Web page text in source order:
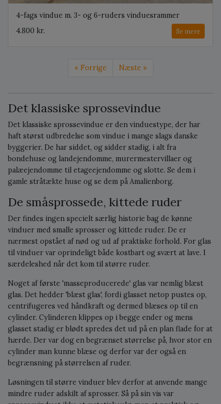
4-fags vindue m. 3- og 6-ruders vinduesrammer
4.800 kr.
Se mere
« Forrige Næste »
Det klassiske sprossevindue
Det klassiske sprossevindue er den vinduestype, der har
haft størst udbredelse som vindue i mange slags danske
byggerier. De har siddet, og sidder stadig, i alt fra
bondehuse og landejendomme, murermestervillaer og
palæejendomme til etageejendomme og slotte. Se dem i
gamle stråtækte huse og se dem på Amalienborg.
De småsprossede, kittede ruder
Der findes ingen specielt særlig historie bag de kønne
vinduer med smalle sprosser og kittede ruder. De er
nærmest opstået af nød og ud af praktiske forhold. For glas
til vinduer var oprindeligt både kostbart og svært at lave. I
særdeleshed når det kom til større ruder.
Noget af første 'masseproducerede' glas var nemlig blæst
glas. Det hedder 'blæst glas', fordi glasset netop pustes op,
centrifugeres ved håndkraft og dermed blæses op til en
cylinder. Cylinderen klippes op i begge ender og mens
glasset stadig er blødt spredes det ud på en plan flade for at
hærde. Der var dog en begrænset størrelse på, hvor stor en
cylinder man kunne blæse og derfor var der også en
begrænsning på størrelsen af ruder.
Løsningen til større vinduer blev derfor at anvende mange
mindre ruder adskilt af sprosser. Så på sin vis var